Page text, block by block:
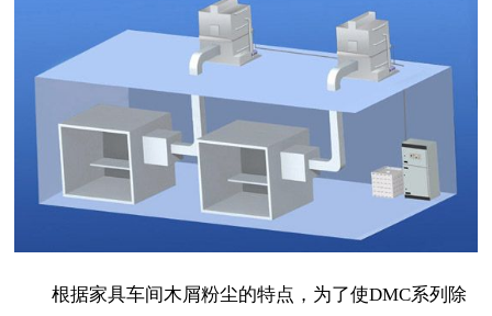
根据家具车间木屑粉尘的特点，为了使DMC系列除